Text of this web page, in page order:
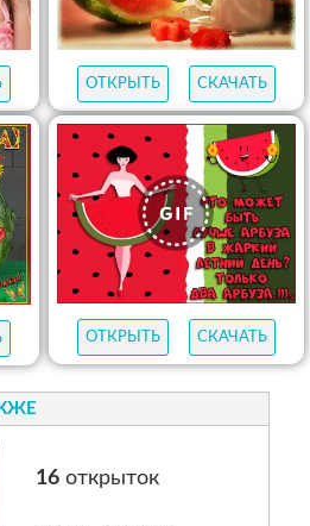
ОТКРЫТЬ СКАЧАТЬ
ОТКРЫТЬ СКАЧАТЬ
16открыток